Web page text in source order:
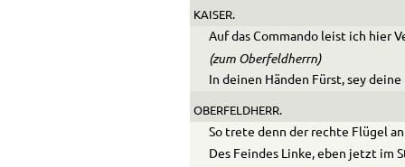
KAISER.
Auf das Commando leist ich hier
(zum Oberfeldherrn)
In deinen Händen Fürst, sey
OBERFELDHERR.
So trete denn der rechte Flügel
Des Feindes Linke, eben jetzt im